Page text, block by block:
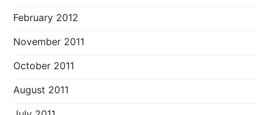
February 2012
November 2011
October 2011
August 2011